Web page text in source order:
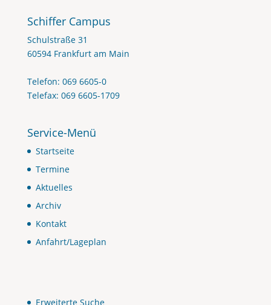
Schiffer Campus
Schulstraße 31
60594 Frankfurt am Main
Telefon: 069 6605-0
Telefax: 069 6605-1709
Service-Menü
Startseite
Termine
Aktuelles
Archiv
Kontakt
Anfahrt/Lageplan
Erweiterte Suche